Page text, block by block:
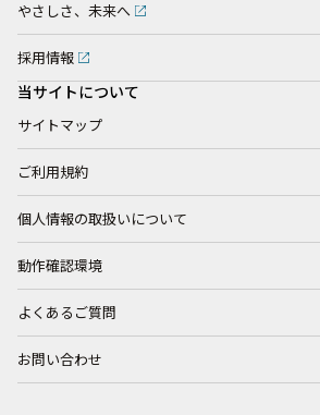
やさしさ、未来へ
採用情報
当サイトについて
サイトマップ
ご利用規約
個人情報の取扱いについて
動作確認環境
よくあるご質問
お問い合わせ